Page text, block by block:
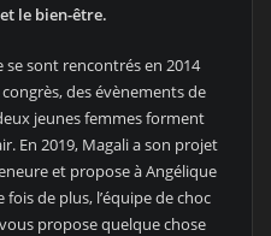
le bien-être.
se sont rencontrés en 2014
des évènements de
jeunes femmes forment
En 2019, Magali a son projet
et propose à Angélique
fois de plus, l’équipe de choc
propose quelque chose